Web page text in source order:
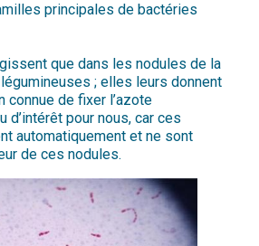
principales de bactéries
que dans les nodules de la
; elles leurs donnent
connue de fixer l’azote
d’intérêt pour nous, car ces
automatiquement et ne sont
de ces nodules.